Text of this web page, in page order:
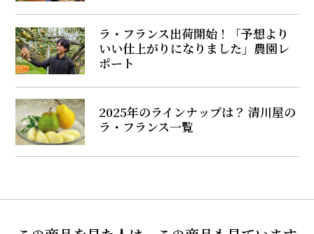
ラ・フランス出荷開始！「予想より
いい仕上がりになりました」農園レ
ポート
2025年のラインナップは？ 清川屋の
ラ・フランス一覧